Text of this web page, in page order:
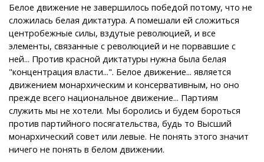
Белое движение не завершилось победой потому, что не
сложилась белая диктатура. А помешали ей сложиться
центробежные силы, вздутые революцией, и все
элементы, связанные с революцией и не порвавшие с
ней... Против красной диктатуры нужна была белая
"концентрация власти...". Белое движение... является
движением монархическим и консервативным, но оно
прежде всего национальное движение... Партиям
служить мы не хотели. Мы боролись и будем бороться
против партийного посягательства, будь то Высший
монархический совет или левые. Не понять этого значит
ничего не понять в белом движении.